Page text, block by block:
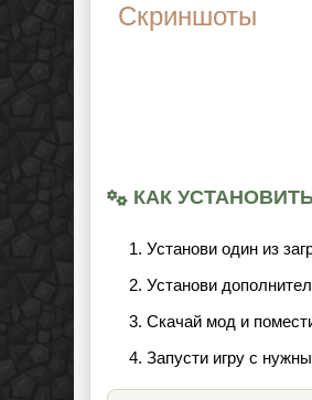
Скриншоты
КАК
Установи один из
Установи
Скачай мод и
Запусти игру с